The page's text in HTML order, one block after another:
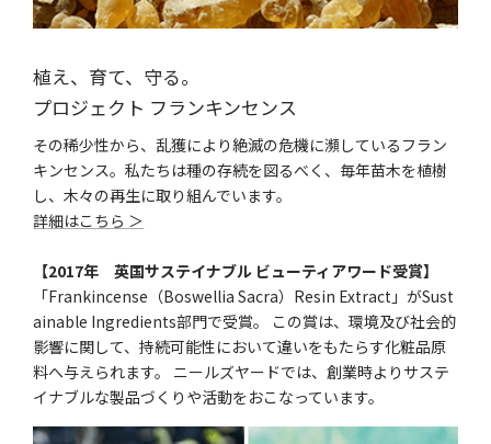
植え、育て、守る。
プロジェクト フランキンセンス
その稀少性から、乱獲により絶滅の危機に瀕しているフラン
キンセンス。私たちは種の存続を図るべく、毎年苗木を植樹
し、木々の再生に取り組んでいます。
詳細はこちら ＞
【2017年 英国サステイナブル ビューティアワード受賞】
「Frankincense（Boswellia Sacra）Resin Extract」がSust
ainable Ingredients部門で受賞。 この賞は、環境及び社会的
影響に関して、持続可能性において違いをもたらす化粧品原
料へ与えられます。 ニールズヤードでは、創業時よりサステ
イナブルな製品づくりや活動をおこなっています。